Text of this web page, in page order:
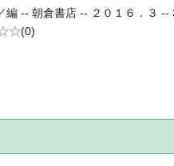
編 -- 朝倉書店 -- ２０１６．３ --
(0)